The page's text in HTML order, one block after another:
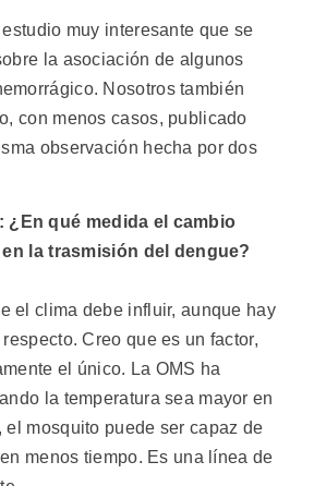
muy interesante que se
la asociación de algunos
Nosotros también
con menos casos, publicado
observación hecha por dos
¿En qué medida el cambio
la trasmisión del dengue?
el clima debe influir, aunque hay
Creo que es un factor,
el único. La OMS ha
la temperatura sea mayor en
el mosquito puede ser capaz de
menos tiempo. Es una línea de